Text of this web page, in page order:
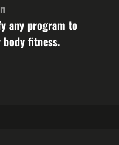
any program to
fitness.